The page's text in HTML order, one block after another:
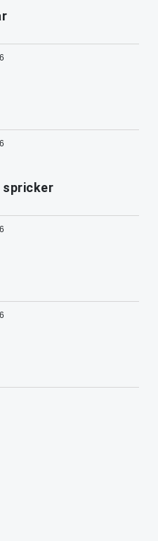
spricker